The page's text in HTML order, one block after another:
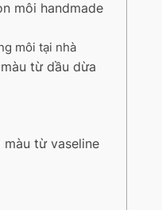
môi handmade
môi tại nhà
từ dầu dừa
từ vaseline